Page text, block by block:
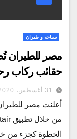
سياحه و طيران
مصر للطيران
حقائب ركاب
31 أغسطس، 2020
أعلنت مصر
الخطوة كجزء من